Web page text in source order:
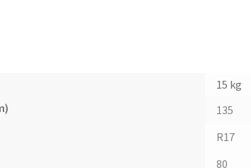
15 kg
135
R17
80